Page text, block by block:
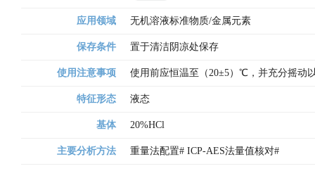
应用领域 无机溶液标准物质/金属元素
保存条件 置于清洁阴凉处保存
使用注意事项 使用前应恒温至（20±5）℃，并充分摇动
特征形态 液态
基体 20%HCl
主要分析方法 重量法配置# ICP-AES法量值核对#